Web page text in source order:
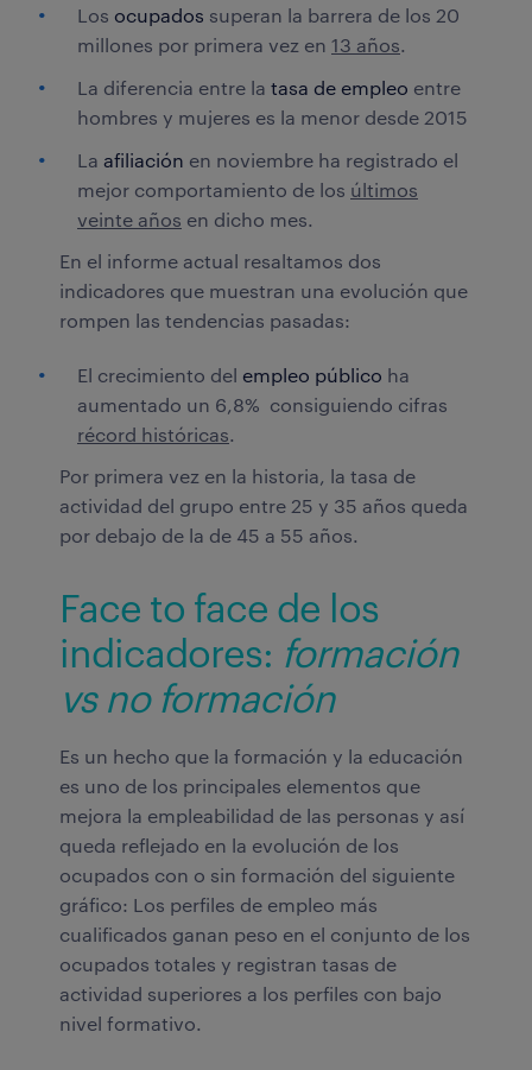
Los ocupados superan la barrera de los 20
millones por primera vez en 13 años
La diferencia entre la tasa de empleo entre
hombres y mujeres es la menor desde 2015
La afiliación en noviembre ha registrado el
mejor comportamiento de los últimos
veinte años en dicho mes.
En el informe actual resaltamos dos
indicadores que muestran una evolución que
rompen las tendencias pasadas:
El crecimiento del empleo público ha
aumentado un 6,8% consiguiendo cifras
récord históricas
Por primera vez en la historia, la tasa de
actividad del grupo entre 25 y 35 años queda
por debajo de la de 45 a 55 años.
Face to face de los
indicadores: formación
vs no formación
Es un hecho que la formación y la educación
es uno de los principales elementos que
mejora la empleabilidad de las personas y así
queda reflejado en la evolución de los
ocupados con o sin formación del siguiente
gráfico: Los perfiles de empleo más
cualificados ganan peso en el conjunto de los
ocupados totales y registran tasas de
actividad superiores a los perfiles con bajo
nivel formativo.